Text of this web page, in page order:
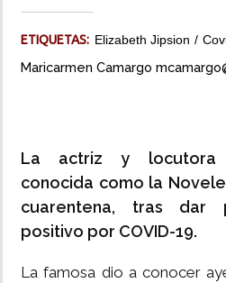
ETIQUETAS: Elizabeth Jipsion
Maricarmen Camargo
La actriz y locutora
conocida como la
cuarentena, tras dar
positivo por COVID-19.
La famosa dio a conocer